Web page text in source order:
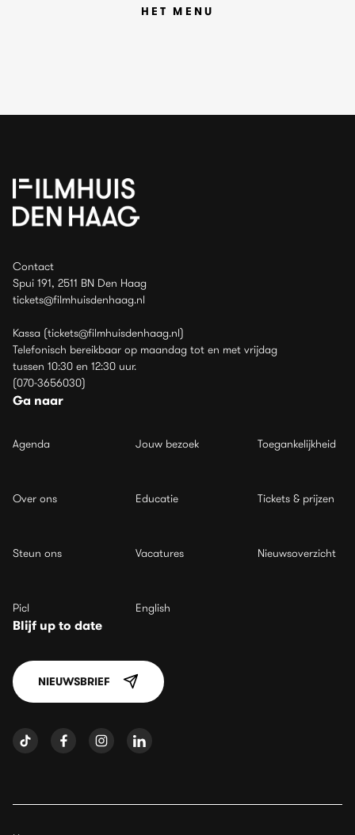
HET MENU
Contact
Spui 191, 2511 BN Den Haag
tickets@filmhuisdenhaag.nl
Kassa (tickets@filmhuisdenhaag.nl)
Telefonisch bereikbaar op maandag tot en met vrijdag
tussen 10:30 en 12:30 uur.
(070-3656030)
Ga naar
Agenda Jouw bezoek Toegankelijkheid
Over ons Educatie Tickets & prijzen
Steun ons Vacatures Nieuwsoverzicht
Picl English
Blijf up to date
NIEUWSBRIEF